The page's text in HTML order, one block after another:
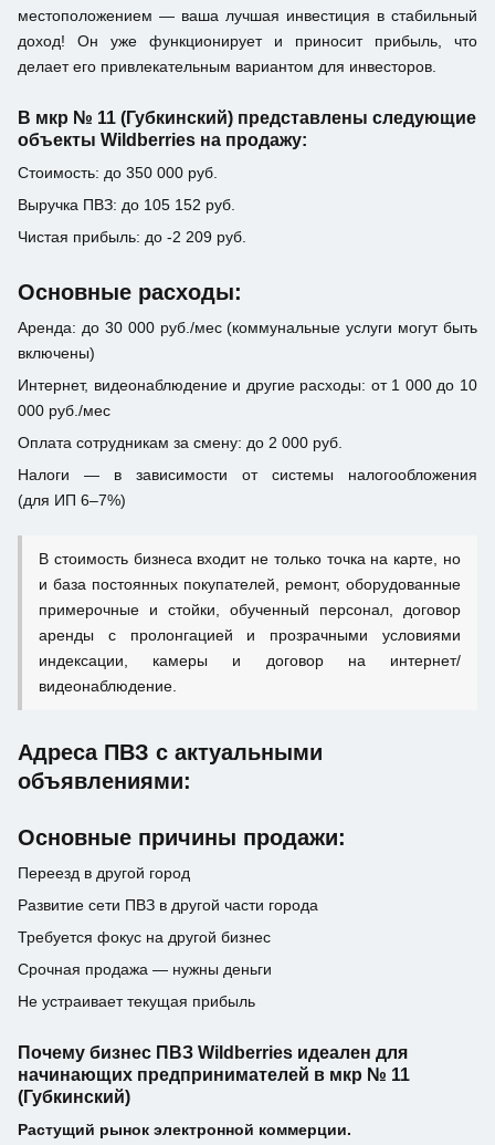
местоположением — ваша лучшая инвестиция в стабильный
доход! Он уже функционирует и приносит прибыль, что
делает его привлекательным вариантом для инвесторов.
В мкр № 11 (Губкинский) представлены следующие
объекты Wildberries на продажу:
Стоимость: до 350 000 руб.
Выручка ПВЗ: до 105 152 руб.
Чистая прибыль: до -2 209 руб.
Основные расходы:
Аренда: до 30 000 руб./мес (коммунальные услуги могут быть
включены)
Интернет, видеонаблюдение и другие расходы: от 1 000 до 10
000 руб./мес
Оплата сотрудникам за смену: до 2 000 руб.
Налоги — в зависимости от системы налогообложения
(для ИП 6–7%)
В стоимость бизнеса входит не только точка на карте, но
и база постоянных покупателей, ремонт, оборудованные
примерочные и стойки, обученный персонал, договор
аренды с пролонгацией и прозрачными условиями
индексации, камеры и договор на интернет/
видеонаблюдение.
Адреса ПВЗ с актуальными
объявлениями:
Основные причины продажи:
Переезд в другой город
Развитие сети ПВЗ в другой части города
Требуется фокус на другой бизнес
Срочная продажа — нужны деньги
Не устраивает текущая прибыль
Почему бизнес ПВЗ Wildberries идеален для
начинающих предпринимателей в мкр № 11
(Губкинский)
Растущий рынок электронной коммерции.